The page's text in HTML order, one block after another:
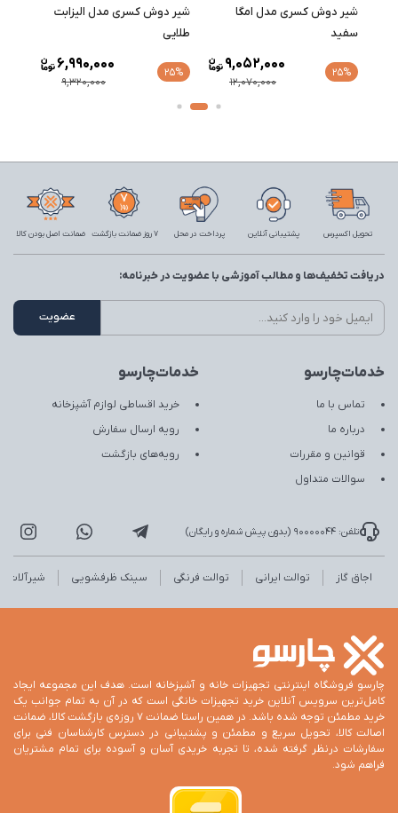
شیر دوش کسری مدل امگا
سفید
25%
12,070,000
9,052,000
شیر دوش کسری مدل الیزابت
طلایی
25%
9,320,000
6,990,000
تحویل اکسپرس پشتیبانی آنلاین پرداخت در محل 7 روز ضمانت بازگشت ضمانت اصل بودن کالا
خدمات‌چارسو
تماس با ما
درباره ما
قوانین و مقررات
سوالات متداول
خدمات‌چارسو
خرید اقساطی لوازم آشپزخانه
رویه ارسال سفارش
رویه‌های بازگشت
دریافت تخفیف‌ها و مطالب آموزشی با عضویت در خبرنامه:
تلفن: 90000044 (بدون پیش شماره و رایگان)
اجاق گاز توالت ایرانی توالت فرنگی سینک ظرفشویی شیرآلات
چارسو فروشگاه اینترنتی تجهیزات خانه و آشپزخانه است. هدف این مجموعه ایجاد
کامل‌ترین سرویس آنلاین خرید تجهیزات خانگی است که در آن به تمام جوانب یک
خرید مطمئن توجه شده باشد. در همین راستا ضمانت 7 روزه‌ی بازگشت کالا، ضمانت
اصالت کالا، تحویل سریع و مطمئن و پشتیبانی در دسترس کارشناسان فنی برای
سفارشات درنظر گرفته شده، تا تجربه خریدی آسان و آسوده برای تمام مشتریان
فراهم شود.